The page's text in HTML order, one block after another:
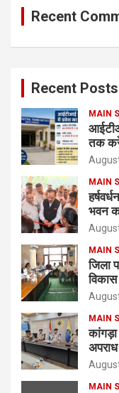
Recent
Recent Posts
MAIN
तक
MAIN
भवन
MAIN
जिला
MAIN
MAIN